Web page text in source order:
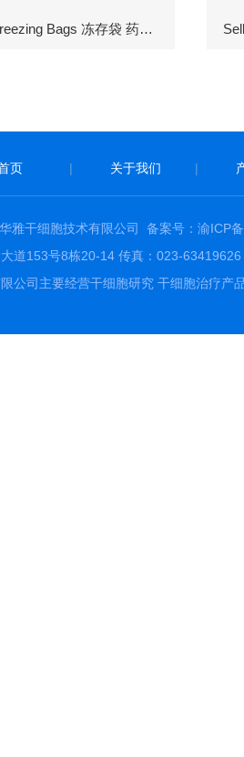
Origen Freezing Bags 冻存袋 药包材
页 | 关于我们 |
雅干细胞技术有限公司 备案号：渝ICP
道153号8栋20-14 传真：023-
公司主要经营干细胞研究 干细胞治疗产